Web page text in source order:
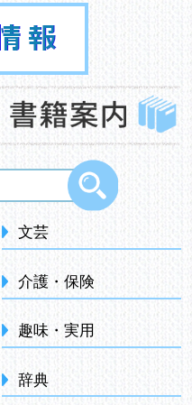
文芸
介護・保険
趣味・実用
辞典